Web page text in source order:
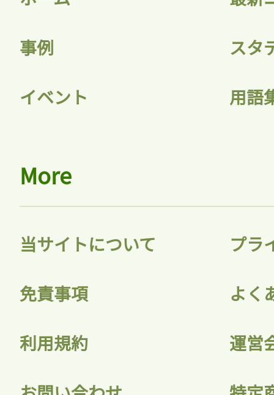
事例 スタ
イベント 用語
More
当サイトについて プラ
免責事項 よく
利用規約 運営